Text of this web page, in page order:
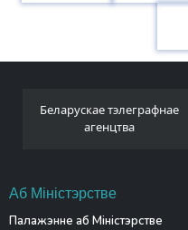
Беларускае тэлеграфнае
агенцтва
Аб Міністэрстве
Палажэнне аб Міністэрстве